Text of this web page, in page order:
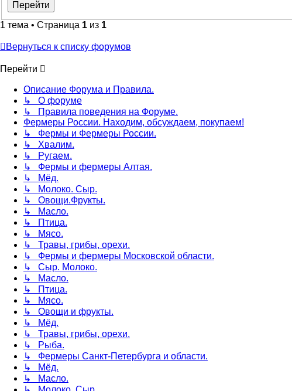
1 тема • Страница 1 из 1
Вернуться к списку форумов
Перейти
Описание Форума и Правила.
↳ О форуме
↳ Правила поведения на Форуме.
Фермеры России. Находим, обсуждаем, покупаем!
↳ Фермы и Фермеры России.
↳ Хвалим.
↳ Ругаем.
↳ Фермы и фермеры Алтая.
↳ Мёд.
↳ Молоко. Сыр.
↳ Овощи.Фрукты.
↳ Масло.
↳ Птица.
↳ Мясо.
↳ Травы, грибы, орехи.
↳ Фермы и фермеры Московской области.
↳ Сыр. Молоко.
↳ Масло.
↳ Птица.
↳ Мясо.
↳ Овощи и фрукты.
↳ Мёд.
↳ Травы, грибы, орехи.
↳ Рыба.
↳ Фермеры Санкт-Петербурга и области.
↳ Мёд.
↳ Масло.